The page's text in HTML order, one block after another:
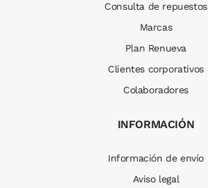
Consulta de repuestos
Marcas
Plan Renueva
Clientes corporativos
Colaboradores
INFORMACIÓN
Información de envío
Aviso legal